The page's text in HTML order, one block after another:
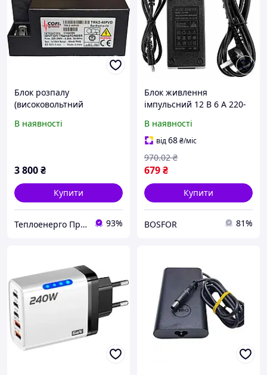
Блок розпалу
(високовольтний
TRK2-40PVD Ціна з ПДВ
В наявності
3 800₴
Купити
Теплоенерго Пром 93%
Блок живлення
імпульсний 12 В 6 А 220-
зволожувача Насоси для
туманоутворення
В наявності
від68₴/міс
679₴
970.02 ₴
Купити
BOSFOR 81%